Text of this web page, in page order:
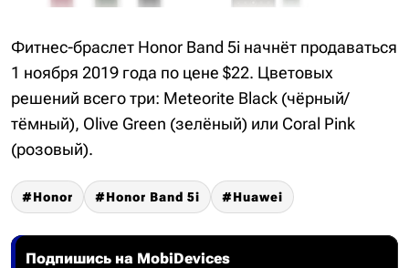
Фитнес-браслет Honor Band 5i начнёт продаваться
1 ноября 2019 года по цене $22. Цветовых
решений всего три: Meteorite Black (чёрный/
тёмный), Olive Green (зелёный) или Coral Pink
(розовый).
Honor Honor Band 5i Huawei
Подпишись на MobiDevices